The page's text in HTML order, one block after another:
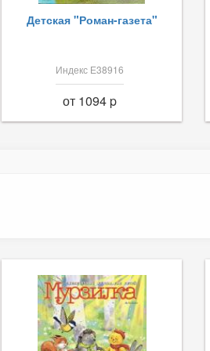
Детская "Роман-газета"
Индекс Е38916
от 1094 p